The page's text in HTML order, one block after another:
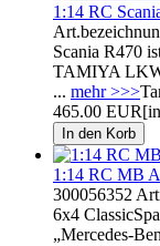
1:14 RC
Scania R470
TAMIYA LKW
... mehr >>>
465.00 EUR
1:14 RC MB
300056352
6x4
„Mercedes-